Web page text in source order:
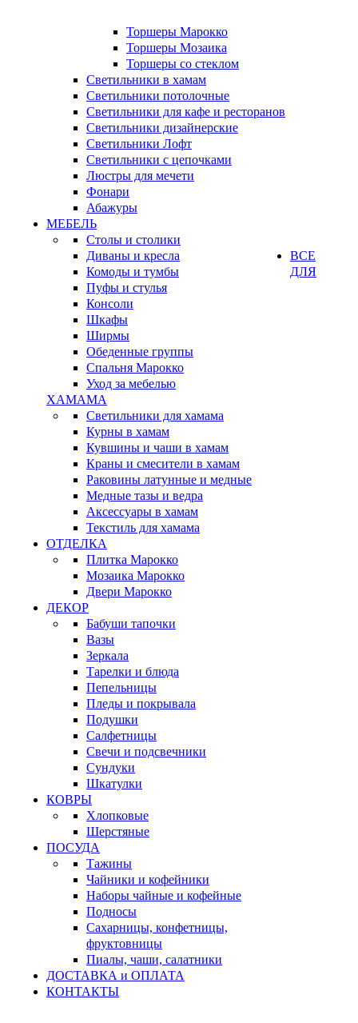
Торшеры Марокко
Торшеры Мозаика
Торшеры со стеклом
Светильники в хамам
Светильники потолочные
Светильники для кафе и ресторанов
Светильники дизайнерские
Светильники Лофт
Светильники с цепочками
Люстры для мечети
Фонари
Абажуры
МЕБЕЛЬ
Столы и столики
Диваны и кресла
Комоды и тумбы
Пуфы и стулья
Консоли
Шкафы
Ширмы
Обеденные группы
Спальня Марокко
Уход за мебелью
ВСЕ
ДЛЯ
ХАМАМА
Светильники для хамама
Курны в хамам
Кувшины и чаши в хамам
Краны и смесители в хамам
Раковины латунные и медные
Медные тазы и ведра
Аксессуары в хамам
Текстиль для хамама
ОТДЕЛКА
Плитка Марокко
Мозаика Марокко
Двери Марокко
ДЕКОР
Бабуши тапочки
Вазы
Зеркала
Тарелки и блюда
Пепельницы
Пледы и покрывала
Подушки
Салфетницы
Свечи и подсвечники
Сундуки
Шкатулки
КОВРЫ
Хлопковые
Шерстяные
ПОСУДА
Тажины
Чайники и кофейники
Наборы чайные и кофейные
Подносы
Сахарницы, конфетницы,
фруктовницы
Пиалы, чаши, салатники
ДОСТАВКА и ОПЛАТА
КОНТАКТЫ